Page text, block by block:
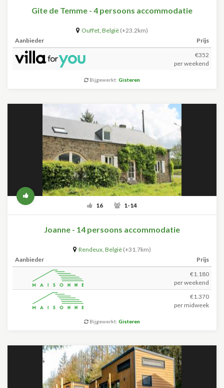
Gite de Temme - 4 persoons accommodatie
Ouffet, België (+23.2km)
Aanbieder
Prijs
€352
per weekend
Bijgewerkt: Gisteren
16 1-14
Joanne - 14 persoons accommodatie
Rendeux, België (+31.7km)
Aanbieder
Prijs
€1.180
per weekend
€1.370
per midweek
Bijgewerkt: Gisteren